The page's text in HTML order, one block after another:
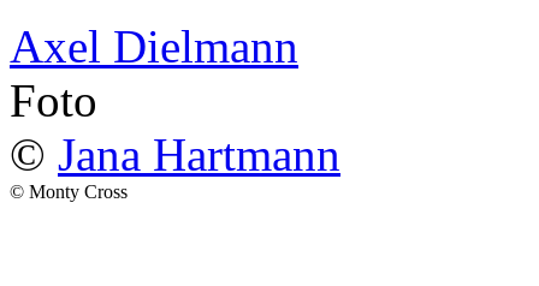
Axel Dielmann
Foto
© Jana Hartmann
© Monty Cross